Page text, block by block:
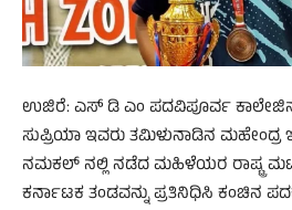
ಉಜಿರೆ: ಎಸ್ ಡಿ ಎಂ ಪದವಿಪೂರ್ವ ಕಾಲೇಜಿನ
ಸುಪ್ರಿಯಾ ಇವರು ತಮಿಳುನಾಡಿನ
ನಮಕಲ್ ನಲ್ಲಿ ನಡೆದ ಮಹಿಳೆಯರ ರಾಷ್ಟ್ರ
ಕರ್ನಾಟಕ ತಂಡವನ್ನು ಪ್ರತಿನಿಧಿಸಿ ಕಂಚಿನ